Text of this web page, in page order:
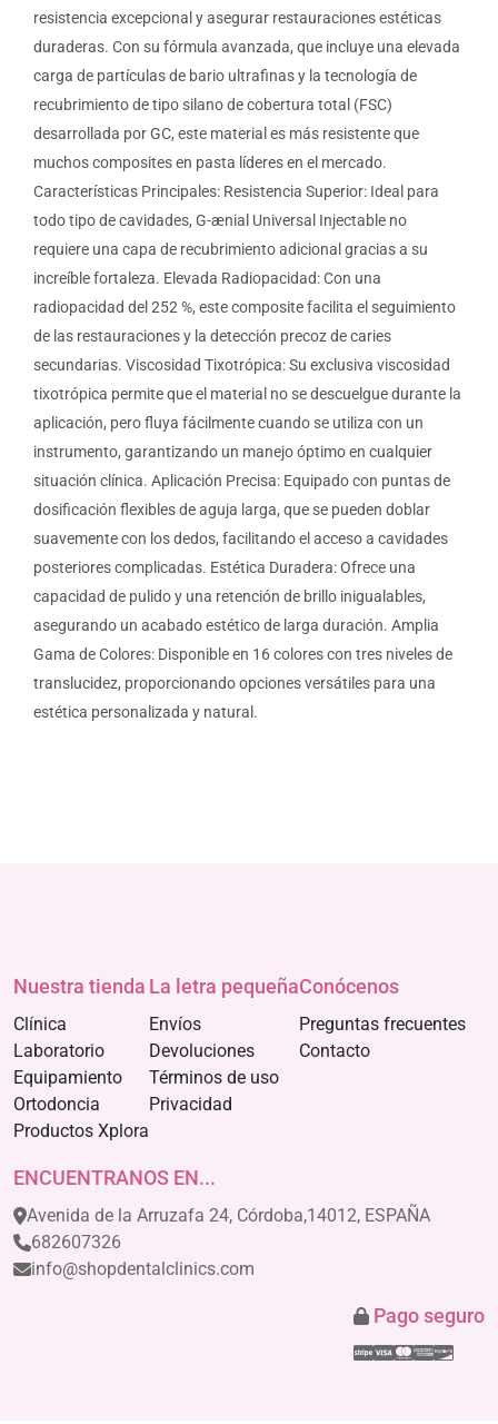
resistencia excepcional y asegurar restauraciones estéticas
duraderas. Con su fórmula avanzada, que incluye una elevada
carga de partículas de bario ultrafinas y la tecnología de
recubrimiento de tipo silano de cobertura total (FSC)
desarrollada por GC, este material es más resistente que
muchos composites en pasta líderes en el mercado.
Características Principales: Resistencia Superior: Ideal para
todo tipo de cavidades, G-ænial Universal Injectable no
requiere una capa de recubrimiento adicional gracias a su
increíble fortaleza. Elevada Radiopacidad: Con una
radiopacidad del 252 %, este composite facilita el seguimiento
de las restauraciones y la detección precoz de caries
secundarias. Viscosidad Tixotrópica: Su exclusiva viscosidad
tixotrópica permite que el material no se descuelgue durante la
aplicación, pero fluya fácilmente cuando se utiliza con un
instrumento, garantizando un manejo óptimo en cualquier
situación clínica. Aplicación Precisa: Equipado con puntas de
dosificación flexibles de aguja larga, que se pueden doblar
suavemente con los dedos, facilitando el acceso a cavidades
posteriores complicadas. Estética Duradera: Ofrece una
capacidad de pulido y una retención de brillo inigualables,
asegurando un acabado estético de larga duración. Amplia
Gama de Colores: Disponible en 16 colores con tres niveles de
translucidez, proporcionando opciones versátiles para una
estética personalizada y natural.
Nuestra tienda
Clínica
Laboratorio
Equipamiento
Ortodoncia
Productos Xplora
La letra pequeña
Envíos
Devoluciones
Términos de uso
Privacidad
Conócenos
Preguntas frecuentes
Contacto
ENCUENTRANOS EN...
Avenida de la Arruzafa 24, Córdoba,14012, ESPAÑA
682607326
info@shopdentalclinics.com
Pago seguro
Stripe
Visa